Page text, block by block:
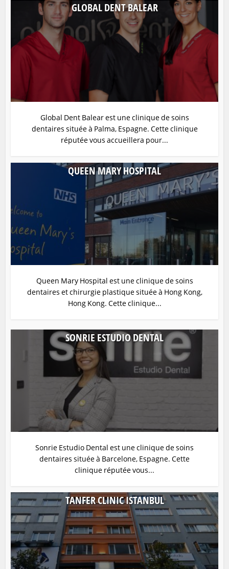
GLOBAL DENT BALEAR
Global Dent Balear est une clinique de soins
dentaires située à Palma, Espagne. Cette clinique
réputée vous accueillera pour...
QUEEN MARY HOSPITAL
Queen Mary Hospital est une clinique de soins
dentaires et chirurgie plastique située à Hong Kong,
Hong Kong. Cette clinique...
SONRIE ESTUDIO DENTAL
Sonrie Estudio Dental est une clinique de soins
dentaires située à Barcelone, Espagne. Cette
clinique réputée vous...
TANFER CLINIC ISTANBUL